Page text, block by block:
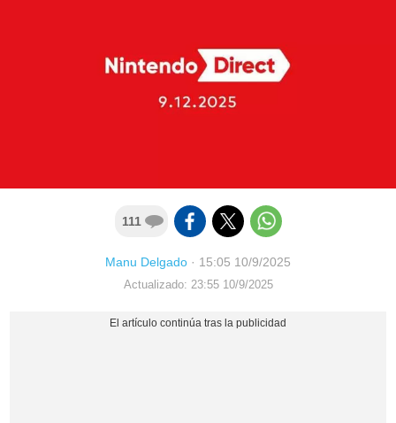
111
Manu Delgado · 15:05 10/9/2025
Actualizado: 23:55 10/9/2025